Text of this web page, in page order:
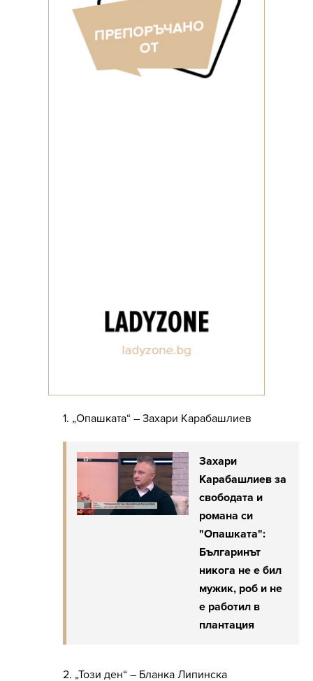
1. „Опашката“ – Захари Карабашлиев
Захари
Карабашлиев за
свободата и
романа си
"Опашката":
Българинът
никога не е бил
мужик, роб и не
е работил в
плантация
2. „Този ден“ – Бланка Липинска